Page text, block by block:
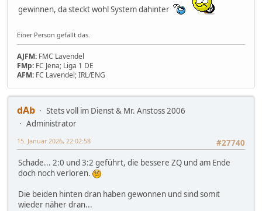
gewinnen, da steckt wohl System dahinter
Einer Person gefällt das.
AJFM: FMC Lavendel
FMp: FC Jena; Liga 1 DE
AFM: FC Lavendel; IRL/ENG
dAb
Stets voll im Dienst & Mr. Anstoss 2006
Administrator
#27740
15. Januar 2026, 22:02:58
Schade... 2:0 und 3:2 geführt, die bessere ZQ und am Ende
doch noch verloren.
Die beiden hinten dran haben gewonnen und sind somit
wieder näher dran...